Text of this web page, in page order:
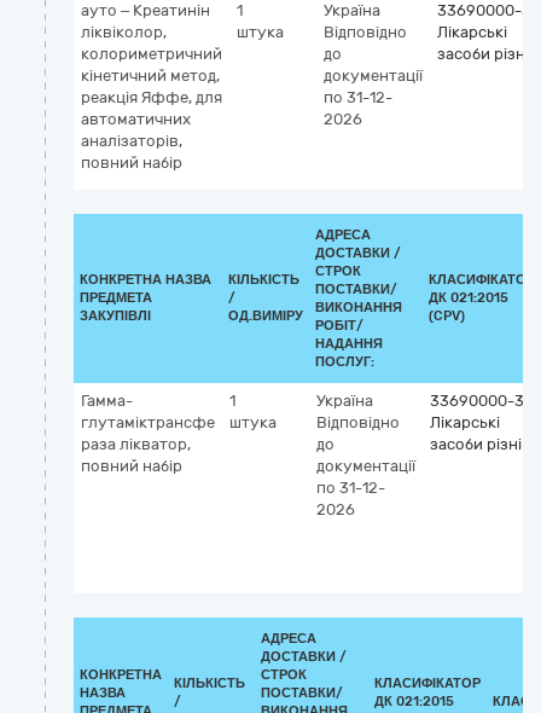
ауто – Креатинін
ліквіколор,
колориметричний
кінетичний метод,
реакція Яффе, для
автоматичних
аналізаторів,
повний набір
1
штука
Україна
Відповідно
до
документації
по 31-12-
2026
33690000-3
Лікарські
засоби різні
КОНКРЕТНА НАЗВА
ПРЕДМЕТА
ЗАКУПІВЛІ
КІЛЬКІСТЬ
/
ОД.ВИМІРУ
АДРЕСА
ДОСТАВКИ /
СТРОК
ПОСТАВКИ/
ВИКОНАННЯ
РОБІТ/
НАДАННЯ
ПОСЛУГ:
КЛАСИФІКАТОР
ДК 021:2015
(CPV)
Гамма-
глутаміктрансфе
раза лікватор,
повний набір
1
штука
Україна
Відповідно
до
документації
по 31-12-
2026
33690000-3
Лікарські
засоби різні
КОНКРЕТНА
НАЗВА
КІЛЬКІСТЬ
/
АДРЕСА
ДОСТАВКИ /
СТРОК
ПОСТАВКИ/
КЛАСИФІКАТОР
ДК 021:2015